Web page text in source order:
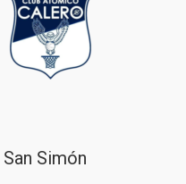
San Simón